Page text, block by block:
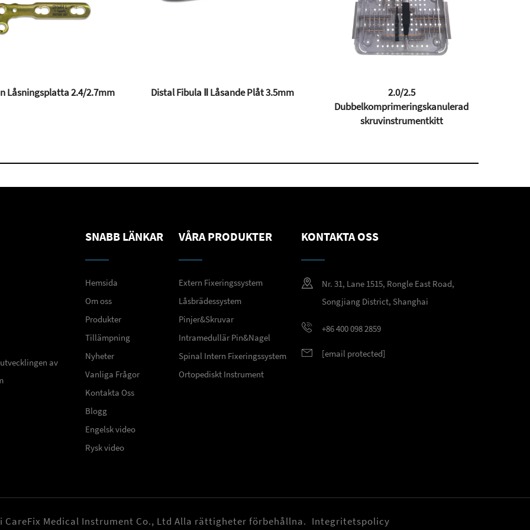
Kirschnertråd med Trocar-spets L-Fusion Låsningsplatta 2.4/2.7mm Distal Fibula Ⅱ Låsande Plåt
av
SNABB LÄNKAR
Hemsida
Om oss
Produkter
Tillämpning
Nyheter
Vanliga Frågor
Kontakta Oss
Blogg
Engelsk video
Rysk video
VÅRA PRODUKTER
Extern Fixeringssystem
Låsbrädessystem
Pinjer&Skruvar
Intramedullär Pin&Nagel
Spinal Intern Fixeringssystem
Ortopediskt Instrument
KONTAKTA OSS
Nr. 31, Lane 1515, Rongle East Road,
Songjiang District, Shanghai
+86 400 098 2859
[email protected]
CareFix Medical Instrument Co., Ltd Alla rättigheter förbehållna. Integritetspolicy